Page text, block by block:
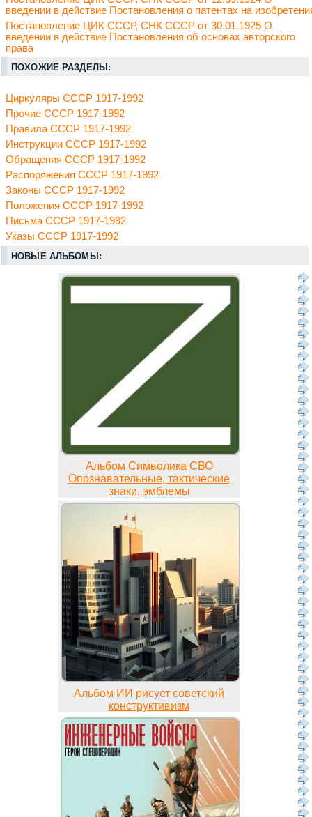
введении в действие Постановления о патентах на
Постановление ЦИК СССР, СНК СССР от 30.01.1925 О
введении в действие Постановления об основах авторского
права
ПОХОЖИЕ РАЗДЕЛЫ:
Циркуляры СССР 1917-1992
Прочие СССР 1917-1992
Правила СССР 1917-1992
Инструкции СССР 1917-1992
Обращения СССР 1917-1992
Распоряжения СССР 1917-1992
Законы СССР 1917-1992
Положения СССР 1917-1992
Письма СССР 1917-1992
Указы СССР 1917-1992
НОВЫЕ АЛЬБОМЫ:
Альбом Символика СВО
Опознавательные, тактические
знаки, эмблемы
Альбом ИИ рисует советский
конструктивизм